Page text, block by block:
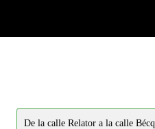
De la calle Relator a la calle